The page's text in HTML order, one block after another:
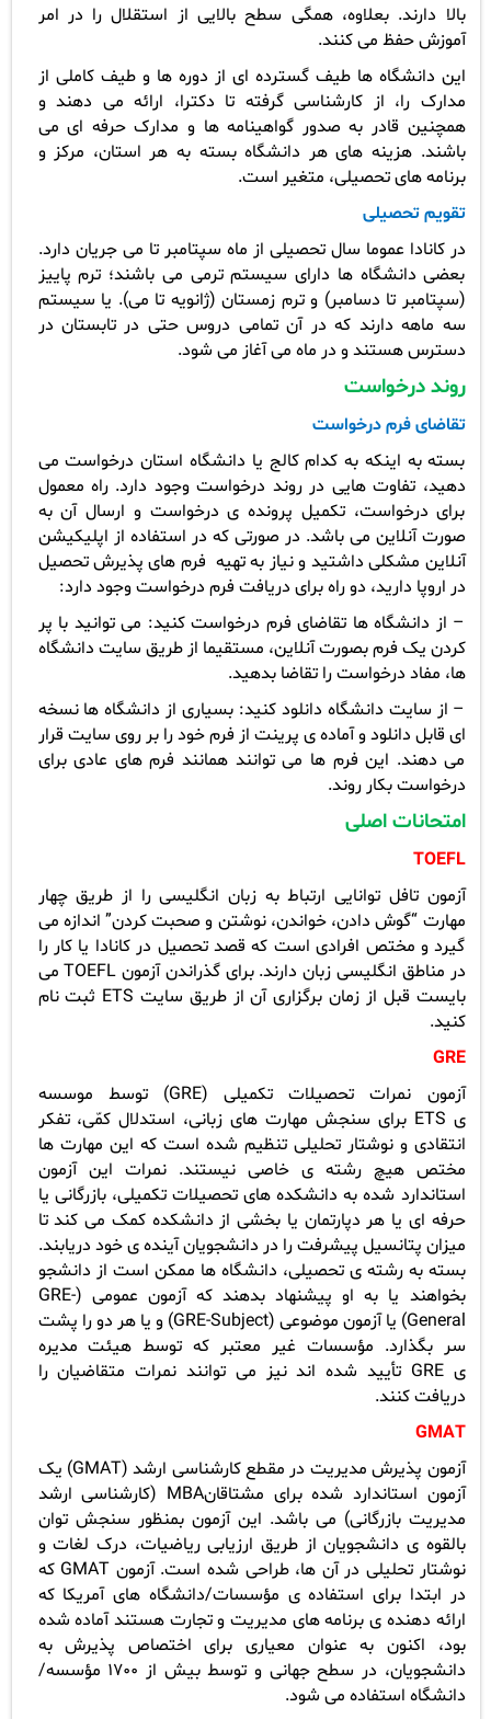
بالا دارند. بعلاوه، همگی سطح بالایی از استقلال را در امر
آموزش حفظ می کنند.
این دانشگاه ها طیف گسترده ای از دوره ها و طیف کاملی از
مدارک را، از کارشناسی گرفته تا دکترا، ارائه می دهند و
همچنین قادر به صدور گواهینامه ها و مدارک حرفه ای می
باشند. هزینه های هر دانشگاه بسته به هر استان، مرکز و
برنامه های تحصیلی، متغیر است.
تقویم تحصیلی
در کانادا عموما سال تحصیلی از ماه سپتامبر تا می جریان دارد.
بعضی دانشگاه ها دارای سیستم ترمی می باشند؛ ترم پاییز
(سپتامبر تا دسامبر) و ترم زمستان (ژانویه تا می). یا سیستم
سه ماهه دارند که در آن تمامی دروس حتی در تابستان در
دسترس هستند و در ماه می آغاز می شود.
روند درخواست
تقاضای فرم درخواست
بسته به اینکه به کدام کالج یا دانشگاه استان درخواست می
دهید، تفاوت هایی در روند درخواست وجود دارد. راه معمول
برای درخواست، تکمیل پرونده ی درخواست و ارسال آن به
صورت آنلاین می باشد. در صورتی که در استفاده از اپلیکیشن
آنلاین مشکلی داشتید و نیاز به تهیه فرم های پذیرش تحصیل
در اروپا دارید، دو راه برای دریافت فرم درخواست وجود دارد:
– از دانشگاه ها تقاضای فرم درخواست کنید: می توانید با پر
کردن یک فرم بصورت آنلاین، مستقیما از طریق سایت دانشگاه
ها، مفاد درخواست را تقاضا بدهید.
– از سایت دانشگاه دانلود کنید: بسیاری از دانشگاه ها نسخه
ای قابل دانلود و آماده ی پرینت از فرم خود را بر روی سایت قرار
می دهند. این فرم ها می توانند همانند فرم های عادی برای
درخواست بکار روند.
امتحانات اصلی
TOEFL
آزمون تافل توانایی ارتباط به زبان انگلیسی را از طریق چهار
مهارت “گوش دادن، خواندن، نوشتن و صحبت کردن” اندازه می
گیرد و مختص افرادی است که قصد تحصیل در کانادا یا کار را
در مناطق انگلیسی زبان دارند. برای گذراندن آزمون TOEFLمی
بایست قبل از زمان برگزاری آن از طریق سایت ETS ثبت نام
کنید.
GRE
آزمون نمرات تحصیلات تکمیلی (GRE) توسط موسسه
ی ETS برای سنجش مهارت های زبانی، استدلال کمّی، تفکر
انتقادی و نوشتار تحلیلی تنظیم شده است که این مهارت ها
مختص هیچ رشته ی خاصی نیستند. نمرات این آزمون
استاندارد شده به دانشکده های تحصیلات تکمیلی، بازرگانی یا
حرفه ای یا هر دپارتمان یا بخشی از دانشکده کمک می کند تا
میزان پتانسیل پیشرفت را در دانشجویان آینده ی خود دریابند.
بسته به رشته ی تحصیلی، دانشگاه ها ممکن است از دانشجو
بخواهند یا به او پیشنهاد بدهند که آزمون عمومی (GRE-
General) یا آزمون موضوعی (GRE-Subject) و یا هر دو را پشت
سر بگذارد. مؤسسات غیر معتبر که توسط هیئت مدیره
یGRE تأیید شده اند نیز می توانند نمرات متقاضیان را
دریافت کنند.
GMAT
آزمون پذیرش مدیریت در مقطع کارشناسی ارشد (GMAT) یک
آزمون استاندارد شده برای مشتاقانMBA (کارشناسی ارشد
مدیریت بازرگانی) می باشد. این آزمون بمنظور سنجش توان
بالقوه ی دانشجویان از طریق ارزیابی ریاضیات، درک لغات و
نوشتار تحلیلی در آن ها، طراحی شده است. آزمون GMAT که
در ابتدا برای استفاده ی مؤسسات/دانشگاه های آمریکا که
ارائه دهنده ی برنامه های مدیریت و تجارت هستند آماده شده
بود، اکنون به عنوان معیاری برای اختصاص پذیرش به
دانشجویان، در سطح جهانی و توسط بیش از 1700 مؤسسه/
دانشگاه استفاده می شود.